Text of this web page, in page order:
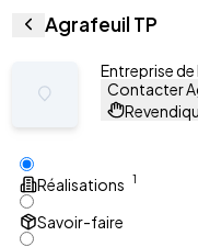
Agrafeuil TP
Entreprise
Contacter
Réalisations 1
Savoir-faire